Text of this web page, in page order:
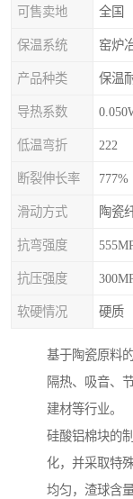
可售卖地 全国
保温系统 窑炉
产品种类 保温
导热系数
低温弯折 222
断裂伸长率 777%
滑动方式 陶瓷
抗弯强度
抗压强度
软硬情况 硬质
基于陶瓷原料
隔热、吸音、
建材等行业。
硅酸铝棉块的
化，并采取特
均匀，渣球含